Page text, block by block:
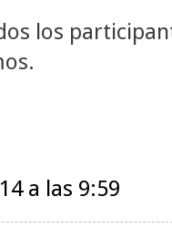
los
a las 9:59